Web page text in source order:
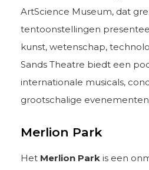
ArtScience Museum, dat
tentoonstellingen
kunst, wetenschap,
Sands Theatre biedt een
internationale musicals,
grootschalige
Merlion Park
Het Merlion Park is een